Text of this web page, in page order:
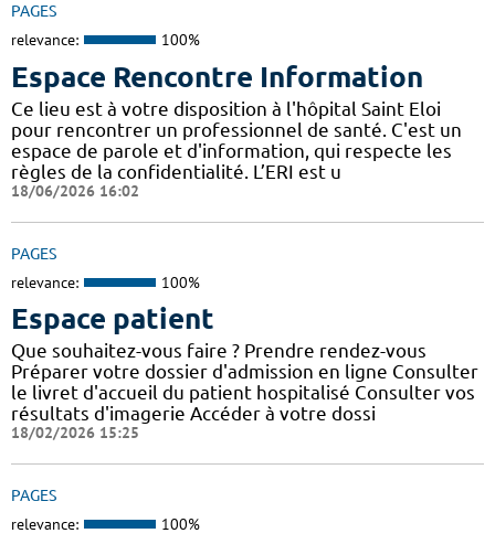
PAGES
relevance: 100%
Espace Rencontre Information
Ce lieu est à votre disposition à l'hôpital Saint Eloi
pour rencontrer un professionnel de santé. C'est un
espace de parole et d'information, qui respecte les
règles de la confidentialité. L’ERI est u
18/06/2026 16:02
PAGES
relevance: 100%
Espace patient
Que souhaitez-vous faire ? Prendre rendez-vous
Préparer votre dossier d'admission en ligne Consulter
le livret d'accueil du patient hospitalisé Consulter vos
résultats d'imagerie Accéder à votre dossi
18/02/2026 15:25
PAGES
relevance: 100%